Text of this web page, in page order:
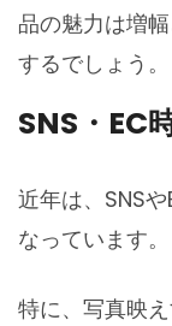
品の魅力は増
するでしょう。
SNS・EC
近年は、SNS
なっています。
特に、写真映